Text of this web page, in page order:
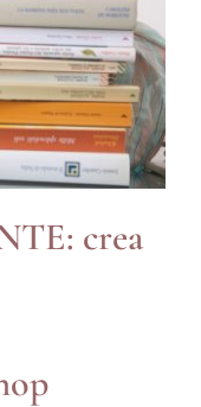
crea